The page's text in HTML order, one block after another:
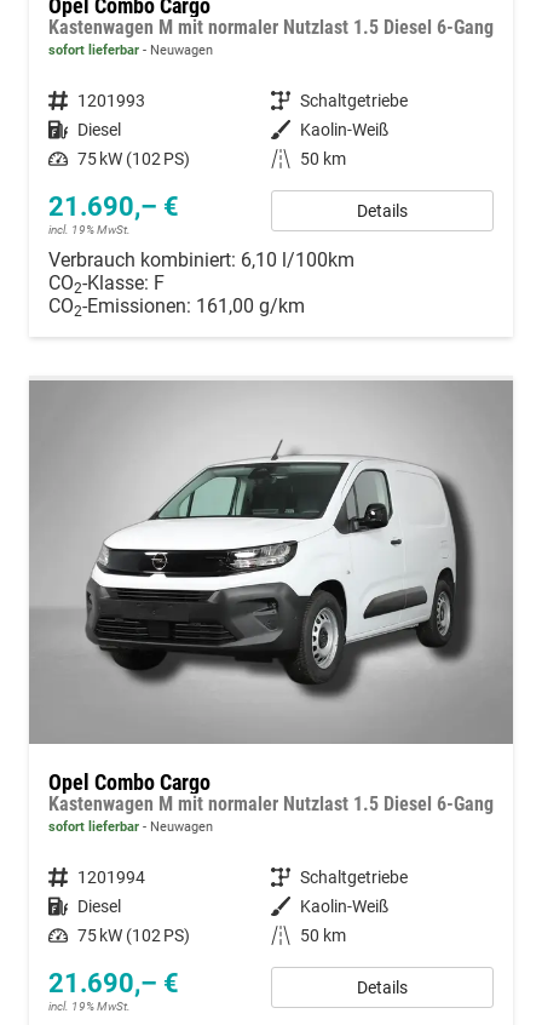
Opel Combo Cargo
Kastenwagen M mit normaler Nutzlast 1.5 Diesel 6-Gang
sofort lieferbar Neuwagen
Fahrzeugnummer 1201993 Getriebe Schaltgetriebe
Kraftstoff Diesel Außenfarbe Kaolin-Weiß
Leistung 75 kW (102 PS) Kilometerstand 50 km
21.690,– €
incl. 19% MwSt.
Details
Verbrauch kombiniert: 6,10 l/100km
CO2-Klasse: F
CO2-Emissionen: 161,00 g/km
Opel Combo Cargo
Kastenwagen M mit normaler Nutzlast 1.5 Diesel 6-Gang
sofort lieferbar Neuwagen
Fahrzeugnummer 1201994 Getriebe Schaltgetriebe
Kraftstoff Diesel Außenfarbe Kaolin-Weiß
Leistung 75 kW (102 PS) Kilometerstand 50 km
21.690,– €
incl. 19% MwSt.
Details